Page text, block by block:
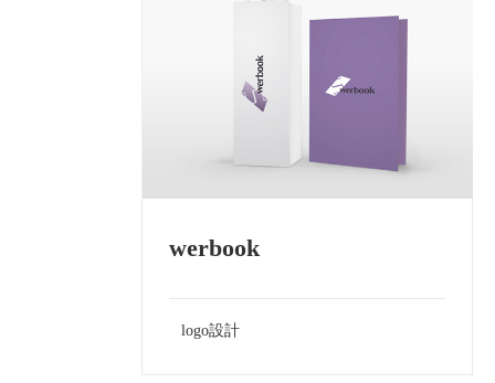
werbook
logo設計